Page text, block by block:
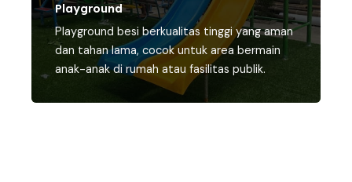
Playground
Playground besi berkualitas tinggi yang aman
dan tahan lama, cocok untuk area bermain
anak-anak di rumah atau fasilitas publik.